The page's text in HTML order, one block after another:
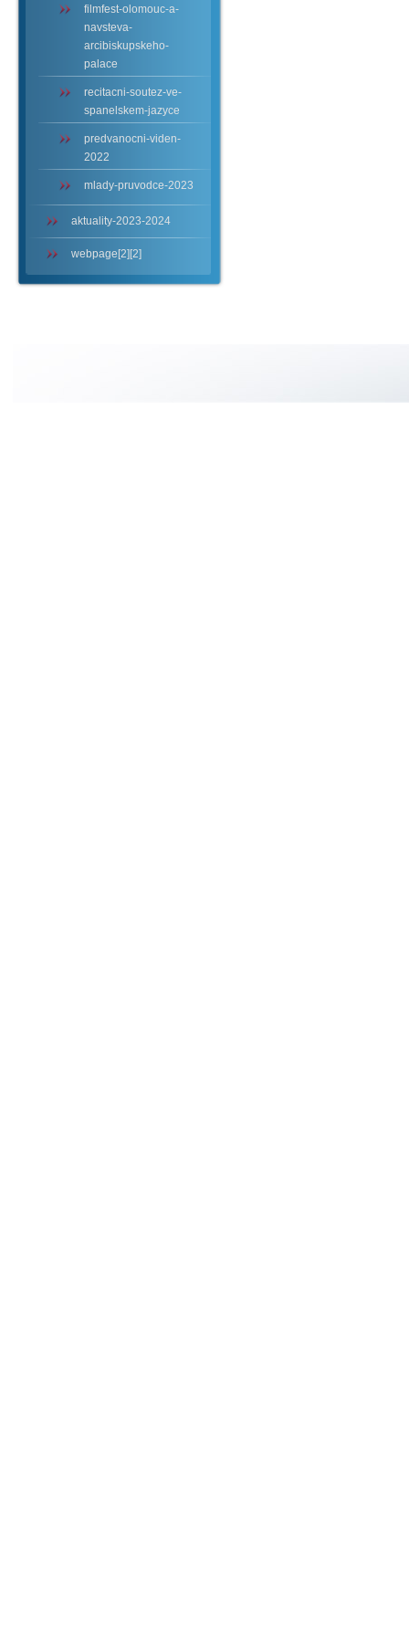
filmfest-olomouc-a-
navsteva-
arcibiskupskeho-
palace
recitacni-soutez-ve-
spanelskem-jazyce
predvanocni-viden-
2022
mlady-pruvodce-2023
aktuality-2023-2024
webpage[2][2]